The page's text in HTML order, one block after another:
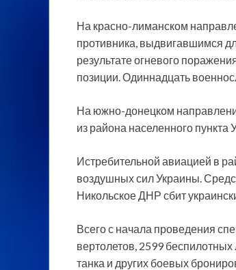
На красно-лиманском
противника, выдвигавшимся
результате огневого
позиции. Одиннадцать
На южно-донецком
из района населенного
Истребительной авиацией в
воздушных сил Украины.
Никольское ДНР сбит
Всего с начала проведения
вертолетов, 2599
танка и других боевых